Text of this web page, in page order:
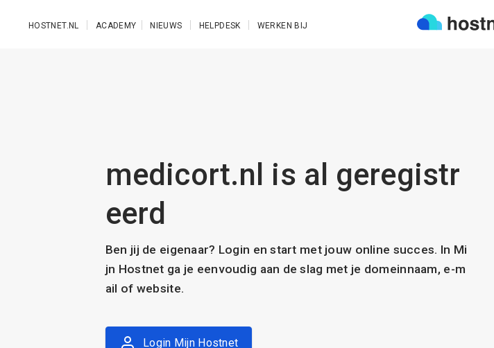
HOSTNET.NL ACADEMY NIEUWS HELPDESK WERKEN BIJ
medicort.nl is al geregistr
eerd
Ben jij de eigenaar? Login en start met jouw online succes. In Mi
jn Hostnet ga je eenvoudig aan de slag met je domeinnaam, e-m
ail of website.
Login Mijn Hostnet